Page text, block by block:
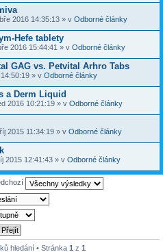
2016 14:35:13 » v Odborné články
Hefe tablety
2016 15:44:41 » v Odborné články
GAG vs. Petvital Arhro Tabs
» v Odborné články
a Derm Liquid
2016 10:21:19 » v Odborné články
2015 11:34:19 » v Odborné články
2015 12:41:43 » v Odborné články
hledání • Stránka 1 z 1